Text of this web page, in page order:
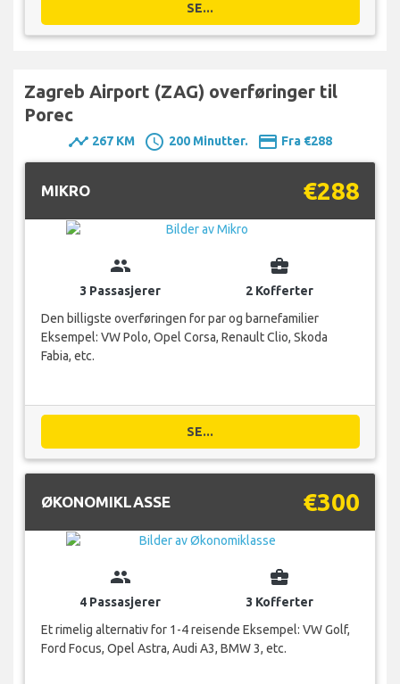
SE...
Zagreb Airport (ZAG) overføringer til
Porec
timeline 267 KM schedule 200 Minutter. payment Fra €288
MIKRO €288
group
3 Passasjerer
business_center
2 Kofferter
Den billigste overføringen for par og barnefamilier
Eksempel: VW Polo, Opel Corsa, Renault Clio, Skoda
Fabia, etc.
SE...
ØKONOMIKLASSE €300
group
4 Passasjerer
business_center
3 Kofferter
Et rimelig alternativ for 1-4 reisende Eksempel: VW Golf,
Ford Focus, Opel Astra, Audi A3, BMW 3, etc.